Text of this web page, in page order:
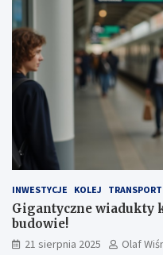
INWESTYCJE KOLEJ TRANSPORT
Gigantyczne wiadukty
budowie!
21 sierpnia 2025
Olaf